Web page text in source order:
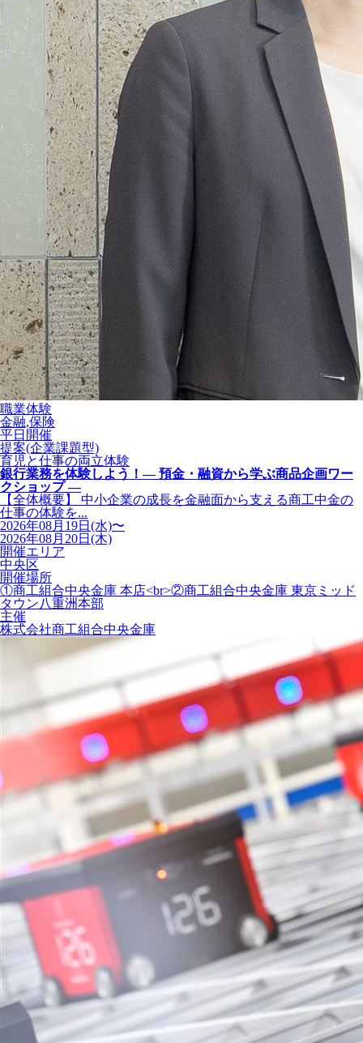
職業体験
金融,保険
平日開催
提案(企業課題型)
育児と仕事の両立体験
銀行業務を体験しよう！― 預金・融資から学ぶ商品企画ワー
クショップ ―
【全体概要】 中小企業の成長を金融面から支える商工中金の
仕事の体験を...
2026年08月19日(水)〜
2026年08月20日(木)
開催エリア
中央区
開催場所
①商工組合中央金庫 本店<br>②商工組合中央金庫 東京ミッド
タウン八重洲本部
主催
株式会社商工組合中央金庫